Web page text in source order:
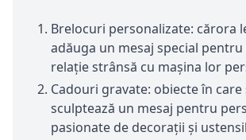
Brelocuri personalizate: cărora
adăuga un mesaj special pentru
relație strânsă cu mașina lor
Cadouri gravate: obiecte în care
sculptează un mesaj pentru
pasionate de decorații și